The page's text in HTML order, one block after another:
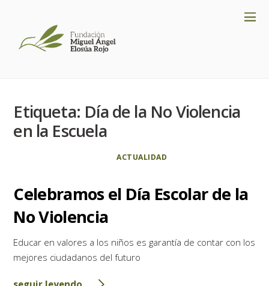
Etiqueta: Día de la No Violencia
en la Escuela
ACTUALIDAD
Celebramos el Día Escolar de la
No Violencia
Educar en valores a los niños es garantía de contar con los
mejores ciudadanos del futuro